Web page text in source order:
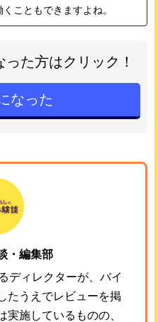
こともできますよね。
た方はクリック！
なった
・編集部
ディレクターが、バイ
たうえでレビューを掲
施しているものの、